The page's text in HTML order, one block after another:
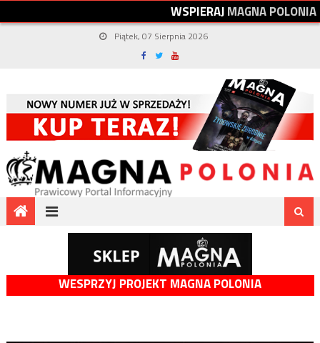
WSPIERAJMAGNAPOLONIA
Piątek, 07 Sierpnia 2026
WESPRZYJ PROJEKT MAGNA POLONIA